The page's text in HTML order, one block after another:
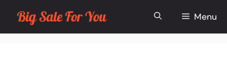
Skip
to
Menu